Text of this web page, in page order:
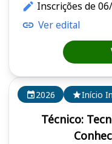
2026 Início
Técnico:
Inscrições de
Ver edital